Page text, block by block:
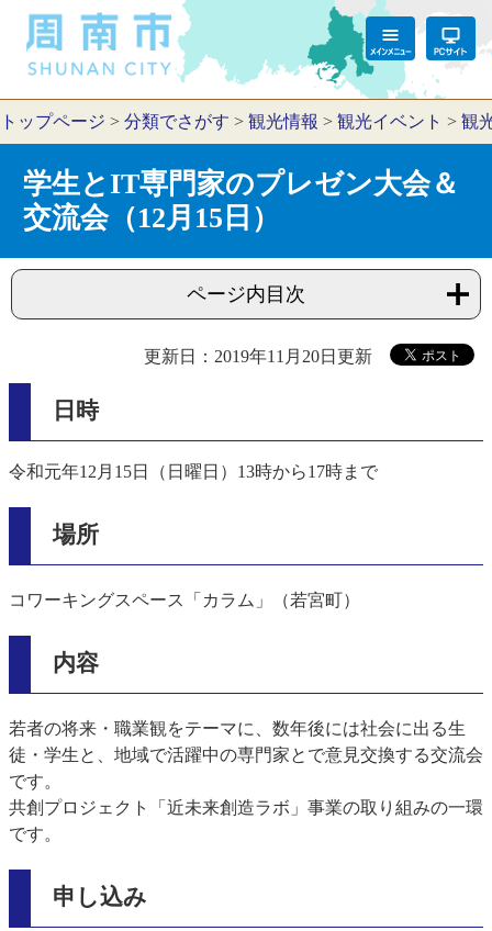
トップページ > 分類でさがす > 観光情報 > 観光イベント > 観
学生とIT専門家のプレゼン大会＆
交流会（12月15日）
ページ内目次
更新日：2019年11月20日更新
日時
令和元年12月15日（日曜日）13時から17時まで
場所
コワーキングスペース「カラム」（若宮町）
内容
若者の将来・職業観をテーマに、数年後には社会に出る生
徒・学生と、地域で活躍中の専門家とで意見交換する交流会
です。
共創プロジェクト「近未来創造ラボ」事業の取り組みの一環
です。
申し込み